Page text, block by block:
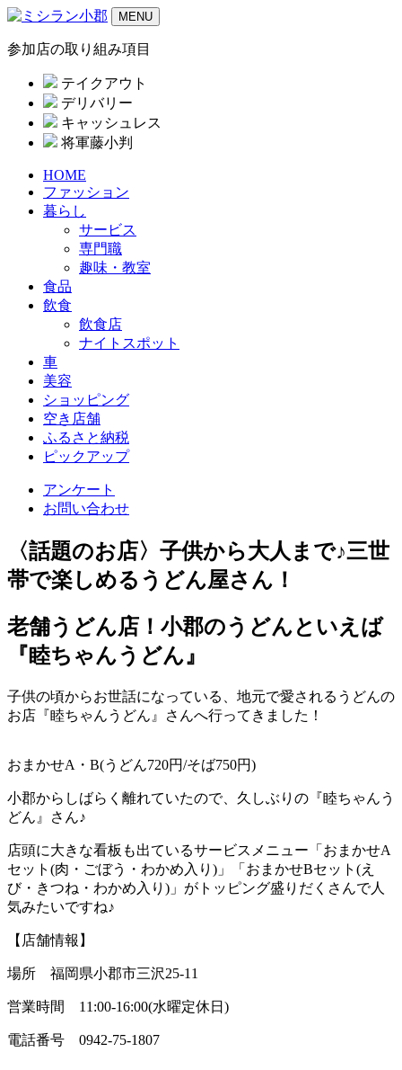
MENU
参加店の取り組み項目
テイクアウト
デリバリー
キャッシュレス
将軍藤小判
HOME
ファッション
暮らし
サービス
専門職
趣味・教室
食品
飲食
飲食店
ナイトスポット
車
美容
ショッピング
空き店舗
ふるさと納税
ピックアップ
アンケート
お問い合わせ
〈話題のお店〉子供から大人まで♪三世
帯で楽しめるうどん屋さん！
老舗うどん店！小郡のうどんといえば
『睦ちゃんうどん』
子供の頃からお世話になっている、地元で愛されるうどんの
お店『睦ちゃんうどん』さんへ行ってきました！
おまかせA・B(うどん720円/そば750円)
小郡からしばらく離れていたので、久しぶりの『睦ちゃんう
どん』さん♪
店頭に大きな看板も出ているサービスメニュー「おまかせA
セット(肉・ごぼう・わかめ入り)」「おまかせBセット(え
び・きつね・わかめ入り)」がトッピング盛りだくさんで人
気みたいですね♪
【店舗情報】
場所 福岡県小郡市三沢25-11
営業時間 11:00-16:00(水曜定休日)
電話番号 0942-75-1807